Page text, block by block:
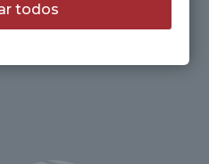
todos